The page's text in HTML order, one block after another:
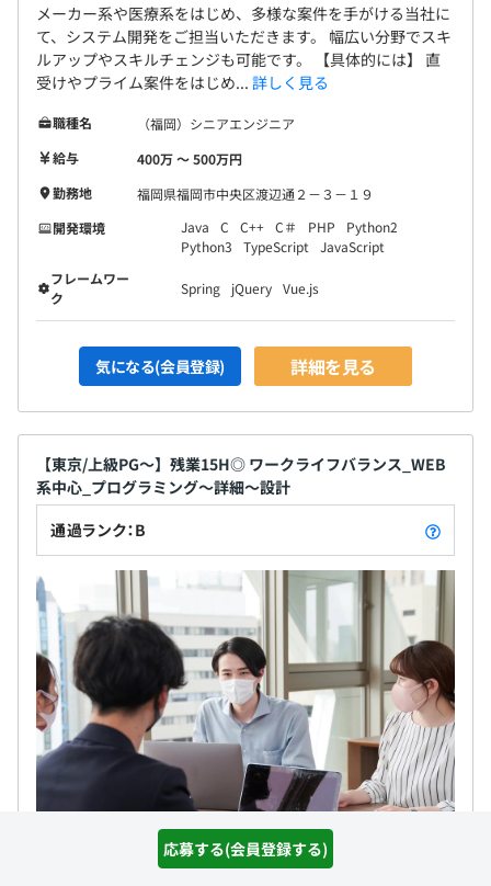
応募する(会員登録する)
メーカー系や医療系をはじめ、多様な案件を手がける当社に
て、システム開発をご担当いただきます。 幅広い分野でスキ
ルアップやスキルチェンジも可能です。 【具体的には】 直
受けやプライム案件をはじめ... 詳しく見る
職種名
（福岡）シニアエンジニア
給与
400万 〜 500万円
勤務地
福岡県福岡市中央区渡辺通２－３－１９
開発環境
Java C C++ C＃ PHP
Python2
Python3
TypeScript
JavaScript
フレームワー
ク
Spring jQuery Vue.js
気になる(会員登録) 詳細を見る
【東京/上級PG～】残業15H◎ ワークライフバランス_WEB
系中心_プログラミング～詳細～設計
通過ランク：B